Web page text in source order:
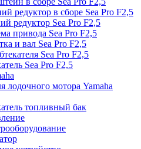
редуктор в сборе Sea Pro F2,5
редуктор Sea Pro F2,5
привода Sea Pro F2,5
и вал Sea Pro F2,5
Sea Pro F2,5
Sea Pro F2,5
лодочного мотора Yamaha
топливный бак